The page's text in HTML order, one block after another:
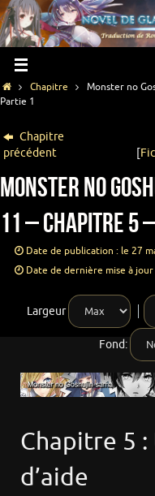
Chapitre
Monster no
Partie 1
Chapitre
précédent
[
Monster no
11 – Chapitre 5
Date de publication : le 27
Date de dernière mise à
Largeur
Fond:
Chapitre 5
d’aide